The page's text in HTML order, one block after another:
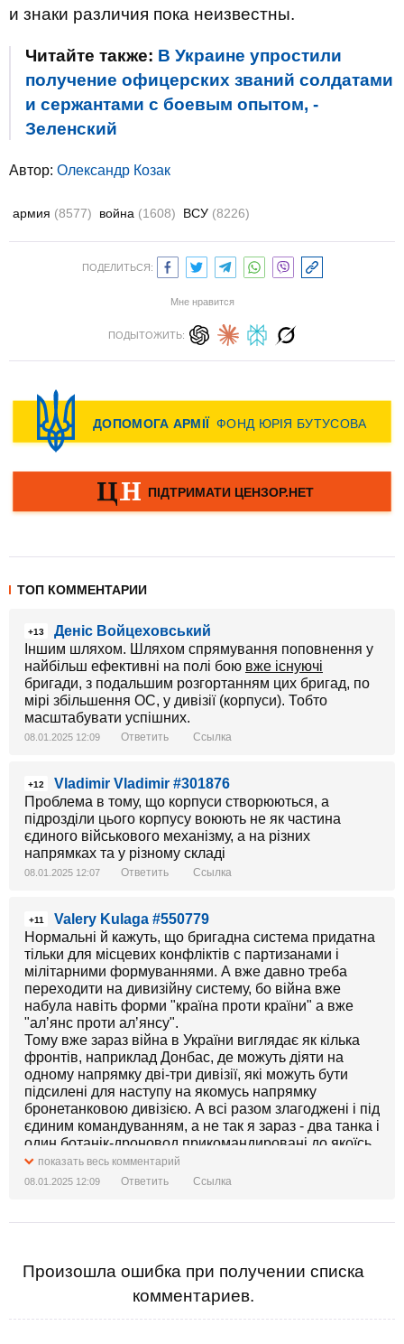
и знаки различия пока неизвестны.
Читайте также: В Украине упростили
получение офицерских званий солдатами
и сержантами с боевым опытом, -
Зеленский
Автор: Олександр Козак
армия (8577) война (1608) ВСУ (8226)
ПОДЕЛИТЬСЯ:
Мне нравится
ПОДЫТОЖИТЬ:
ТОП КОММЕНТАРИИ
+13
Деніс Войцеховський
Іншим шляхом. Шляхом спрямування поповнення у
найбільш ефективні на полі бою вже існуючі
бригади, з подальшим розгортанням цих бригад, по
мірі збільшення ОС, у дивізії (корпуси). Тобто
масштабувати успішних.
08.01.2025 12:09 Ответить Ссылка
+12
Vladimir Vladimir #301876
Проблема в тому, що корпуси створюються, а
підрозділи цього корпусу воюють не як частина
єдиного військового механізму, а на різних
напрямках та у різному складі
08.01.2025 12:07 Ответить Ссылка
+11
Valery Kulaga #550779
Нормальні й кажуть, що бригадна система придатна
тільки для місцевих конфліктів с партизанами і
мілітарними формуваннями. А вже давно треба
переходити на дивизійну систему, бо війна вже
набула навіть форми "країна проти країни" а вже
"алʼянс проти алʼянсу".
Тому вже зараз війна в України виглядає як кілька
фронтів, наприклад Донбас, де можуть діяти на
одному напрямку дві-три дивізії, які можуть бути
підсилені для наступу на якомусь напрямку
бронетанковою дивізією. А всі разом злагоджені і під
єдиним командуванням, а не так я зараз - два танка і
один ботанік-дроновод прикомандировані до якоїсь
ТРО, яка сама розкидана від Купʼянська до
Волновахи...
показать весь комментарий
08.01.2025 12:09 Ответить Ссылка
Произошла ошибка при получении списка
комментариев.